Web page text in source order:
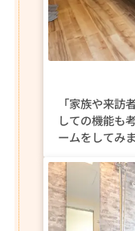
「家族や来訪
しての機能も
ームをしてみ